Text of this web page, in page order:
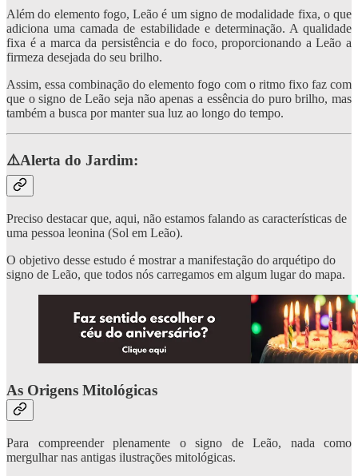
Além do elemento fogo, Leão é um signo de modalidade fixa, o que
adiciona uma camada de estabilidade e determinação. A qualidade
fixa é a marca da persistência e do foco, proporcionando a Leão a
firmeza desejada do seu brilho.
Assim, essa combinação do elemento fogo com o ritmo fixo faz com
que o signo de Leão seja não apenas a essência do puro brilho, mas
também a busca por manter sua luz ao longo do tempo.
⚠️Alerta do Jardim:
Preciso destacar que, aqui, não estamos falando as características de
uma pessoa leonina (Sol em Leão).
O objetivo desse estudo é mostrar a manifestação do arquétipo do
signo de Leão, que todos nós carregamos em algum lugar do mapa.
As Origens Mitológicas
Para compreender plenamente o signo de Leão, nada como
mergulhar nas antigas ilustrações mitológicas.